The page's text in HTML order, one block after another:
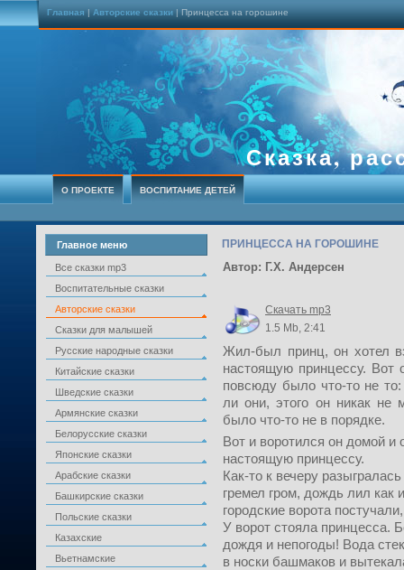
Главная | Авторские сказки | Принцесса на горошине
Сказка,
О ПРОЕКТЕ ВОСПИТАНИЕ ДЕТЕЙ
Главное меню
Все сказки mp3
Воспитательные сказки
Авторские сказки
Сказки для малышей
Русские народные сказки
Китайские сказки
Шведские сказки
Армянские сказки
Белорусские сказки
Японские сказки
Арабские сказки
Башкирские сказки
Польские сказки
Казахские
Вьетнамские
ПРИНЦЕССА НА ГОРОШИНЕ
Автор: Г.Х. Андерсен
Скачать mp3
1.5 Mb, 2:41
Жил-был принц, он хотел
настоящую принцессу. Вот
повсюду было что-то не
ли они, этого он никак не
было что-то не в порядке.
Вот и воротился он домой и
настоящую принцессу.
Как-то к вечеру
гремел гром, дождь лил как
городские ворота
У ворот стояла принцесса.
дождя и непогоды! Вода
в носки башмаков и